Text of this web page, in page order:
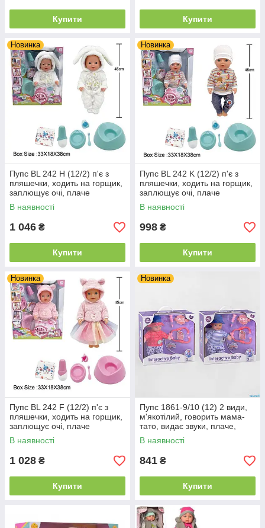
Купити Купити
Новинка
Пупс BL 242 H (12/2) п'є з
пляшечки, ходить на горщик,
заплющує очі, плаче
сльозами, аксесуари, висота
45 см, в коробці
В наявності
1 046 ₴
Купити
Новинка
Пупс BL 242 K (12/2) п'є з
пляшечки, ходить на горщик,
заплющує очі, плаче
сльозами, аксесуари, висота
45 см, в коробці
В наявності
998 ₴
Купити
Новинка
Пупс BL 242 F (12/2) п'є з
пляшечки, ходить на горщик,
заплющує очі, плаче
сльозами, аксесуари, висота
45 см, в коробці
В наявності
1 028 ₴
Купити
Новинка
Пупс 1861-9/10 (12) 2 види,
м'якотілий, говорить мама-
тато, видає звуки, плаче,
сміється, 35 см, 3 аксесуари,
функціональний
В наявності
841 ₴
Купити